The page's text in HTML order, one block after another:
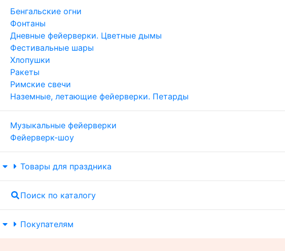
Бенгальские огни
Фонтаны
Дневные фейерверки. Цветные дымы
Фестивальные шары
Хлопушки
Ракеты
Римские свечи
Наземные, летающие фейерверки. Петарды
Музыкальные фейерверки
Фейерверк-шоу
Товары для праздника
Поиск по каталогу
Покупателям